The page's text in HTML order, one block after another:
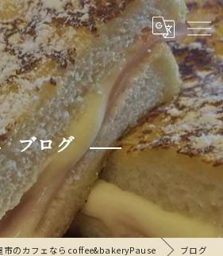
ブログ
市のカフェならcoffee&bakeryPause ブログ